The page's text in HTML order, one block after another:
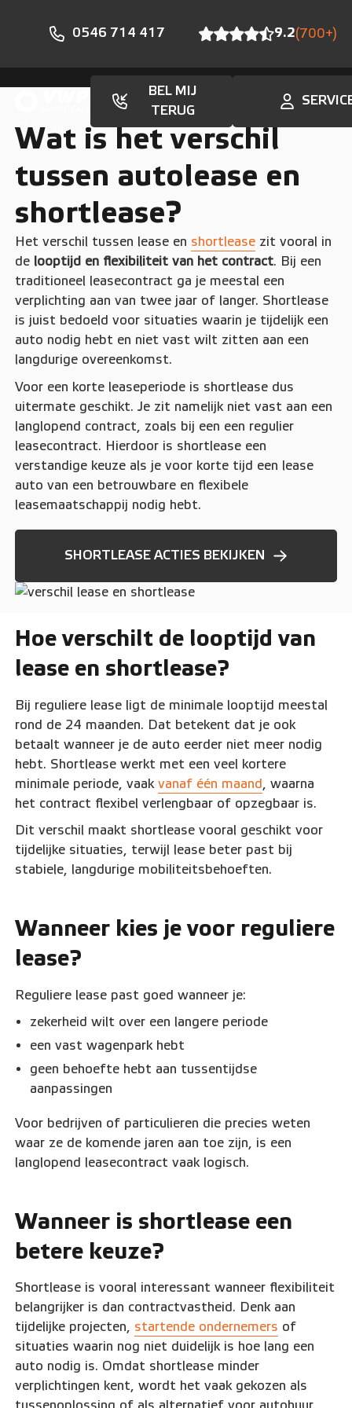
0546 714 417 9.2(700+)
BEL MIJ
TERUG
Faq
Wat is het verschil
tussen autolease en
shortlease?
Het verschil tussen lease en shortlease zit vooral in
de looptijd en flexibiliteit van het contract. Bij een
traditioneel leasecontract ga je meestal een
verplichting aan van twee jaar of langer. Shortlease
is juist bedoeld voor situaties waarin je tijdelijk een
auto nodig hebt en niet vast wilt zitten aan een
langdurige overeenkomst.
Voor een korte leaseperiode is shortlease dus
uitermate geschikt. Je zit namelijk niet vast aan een
langlopend contract, zoals bij een een regulier
leasecontract. Hierdoor is shortlease een
verstandige keuze als je voor korte tijd een lease
auto van een betrouwbare en flexibele
leasemaatschappij nodig hebt.
SHORTLEASE ACTIES BEKIJKEN
Hoe verschilt de looptijd van
lease en shortlease?
Bij reguliere lease ligt de minimale looptijd meestal
rond de 24 maanden. Dat betekent dat je ook
betaalt wanneer je de auto eerder niet meer nodig
hebt. Shortlease werkt met een veel kortere
minimale periode, vaakvanaf één maand , waarna
het contract flexibel verlengbaar of opzegbaar is.
Dit verschil maakt shortlease vooral geschikt voor
tijdelijke situaties, terwijl lease beter past bij
stabiele, langdurige mobiliteitsbehoeften.
Wanneer kies je voor reguliere
lease?
Reguliere lease past goed wanneer je:
zekerheid wilt over een langere periode
een vast wagenpark hebt
geen behoefte hebt aan tussentijdse
aanpassingen
Voor bedrijven of particulieren die precies weten
waar ze de komende jaren aan toe zijn, is een
langlopend leasecontract vaak logisch.
Wanneer is shortlease een
betere keuze?
Shortlease is vooral interessant wanneer flexibiliteit
belangrijker is dan contractvastheid. Denk aan
tijdelijke projecten, startende ondernemers of
situaties waarin nog niet duidelijk is hoe lang een
auto nodig is. Omdat shortlease minder
verplichtingen kent, wordt het vaak gekozen als